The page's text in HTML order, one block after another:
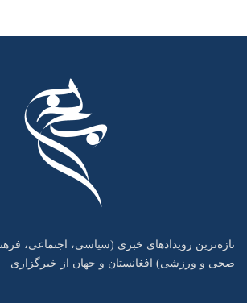
تازه‌ترین رویدادهای خبری (سیاسی، اجتماعی،
صحی و ورزشی) افغانستان و جهان از خبرگزاری